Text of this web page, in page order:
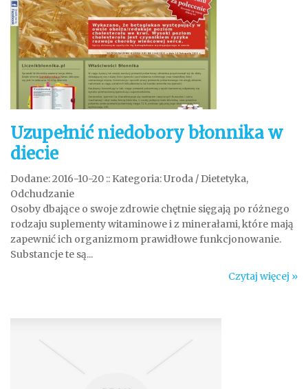
Uzupełnić niedobory błonnika w
diecie
Dodane: 2016-10-20 :: Kategoria: Uroda / Dietetyka,
Odchudzanie
Osoby dbające o swoje zdrowie chętnie sięgają po różnego
rodzaju suplementy witaminowe i z minerałami, które mają
zapewnić ich organizmom prawidłowe funkcjonowanie.
Substancje te są...
Czytaj więcej »